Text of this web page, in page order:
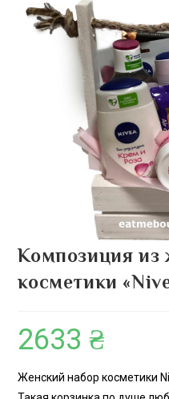
Композиция из
косметики
2633₴
Женский набор косметики